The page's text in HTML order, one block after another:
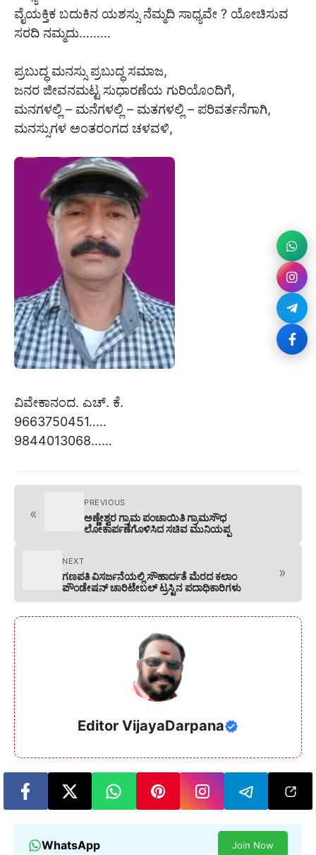
ವೈಯಕ್ತಿಕ ಬದುಕಿನ ಯಶಸ್ಸು ನೆಮ್ಮದಿ ಸಾಧ್ಯವೇ ? ಯೋಚಿಸುವ
ಸರದಿ ನಮ್ಮದು………
ಪ್ರಬುದ್ಧ ಮನಸ್ಸು ಪ್ರಬುದ್ಧ ಸಮಾಜ,
ಜನರ ಜೀವನಮಟ್ಟ ಸುಧಾರಣೆಯ ಗುರಿಯೊಂದಿಗೆ,
ಮನಗಳಲ್ಲಿ – ಮನೆಗಳಲ್ಲಿ – ಮತಗಳಲ್ಲಿ – ಪರಿವರ್ತನೆಗಾಗಿ,
ಮನಸ್ಸುಗಳ ಅಂತರಂಗದ ಚಳವಳಿ,
ವಿವೇಕಾನಂದ. ಎಚ್. ಕೆ.
9663750451…..
9844013068……
«
PREVIOUS
ಅಣ್ಣೇಶ್ವರ ಗ್ರಾಮ ಪಂಚಾಯಿತಿ ಗ್ರಾಮಸೌಧ
ಲೋಕಾರ್ಪಣೆಗೊಳಿಸಿದ ಸಚಿವ ಮುನಿಯಪ್ಪ
NEXT
ಗಣಪತಿ ವಿಸರ್ಜನೆಯಲ್ಲಿ ಸೌಹಾರ್ದತೆ ಮೆರದ ಕಲಾಂ
ಪೌಂಡೇಷನ್‌ ಚಾರಿಟೇಬಲ್ ಟ್ರಸ್ಟಿನ ಪದಾಧಿಕಾರಿಗಳು
»
Editor VijayaDarpana
WhatsApp Join Now